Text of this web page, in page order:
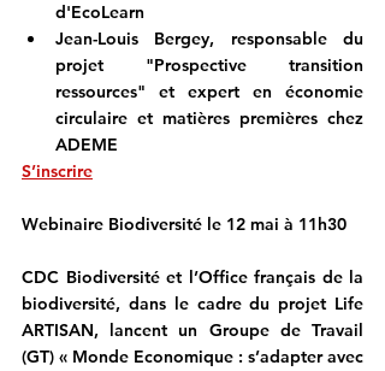
d'EcoLearn
Jean-Louis Bergey, responsable du
projet "Prospective transition
ressources" et expert en économie
circulaire et matières premières chez
ADEME
S’inscrire
Webinaire Biodiversité le 12 mai à 11h30
CDC Biodiversité et l’Office français de la
biodiversité, dans le cadre du projet Life
ARTISAN, lancent un Groupe de Travail
(GT) « Monde Economique : s’adapter avec